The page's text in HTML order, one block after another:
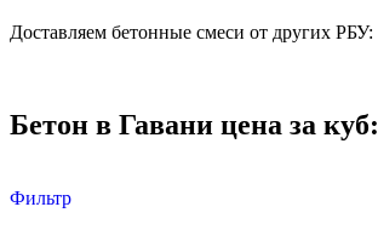
Доставляем бетонные смеси от других РБУ:
Бетон в Гавани цена за куб:
Фильтр